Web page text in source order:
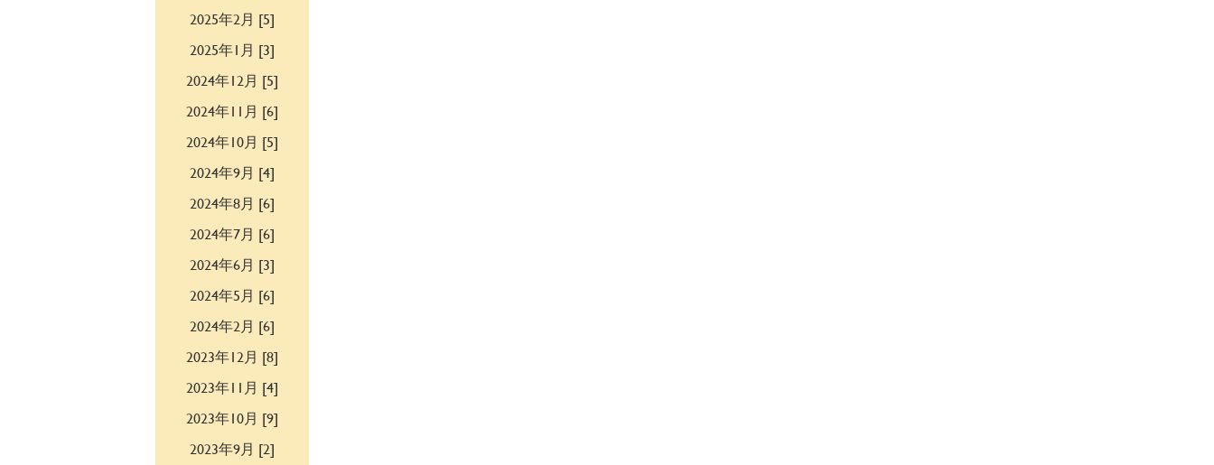
2025年2月 [5]
2025年1月 [3]
2024年12月 [5]
2024年11月 [6]
2024年10月 [5]
2024年9月 [4]
2024年8月 [6]
2024年7月 [6]
2024年6月 [3]
2024年5月 [6]
2024年2月 [6]
2023年12月 [8]
2023年11月 [4]
2023年10月 [9]
2023年9月 [2]